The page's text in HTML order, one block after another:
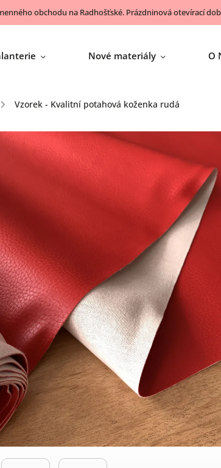
obchodu na Radhošťské. Prázdninová otevírací
Nové materiály O
/ Vzorek - Kvalitní potahová koženka rudá